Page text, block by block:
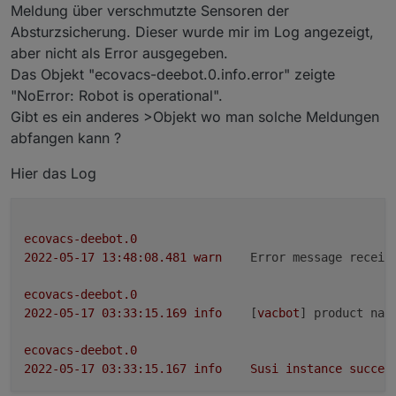
und natürlich auch nach Eurer Meinung fragen,
ob es noch "offene Baustellen" gibt - oder ob Ihr
soweit alles damit umsetzen könnt, was Ihr Euch
so vorgestellt habt ( Bitte dabei aber realistisch
bleiben und auch den aktuellen Status
berücksichtigen ;) ).
Aktuelle Versionen
Stadiu
m
Alpha
1.4.16-
09.05.2024
Aktuell gibt es (mehr oder weniger häufig)
Meldung über verschmutzte Sensoren der
Absturzsicherung. Dieser wurde mir im Log angezeigt,
aber nicht als Error ausgegeben.
Das Objekt "ecovacs-deebot.0.info.error" zeigte
"NoError: Robot is operational".
Gibt es ein anderes >Objekt wo man solche Meldungen
abfangen kann ?
Hier das Log
ecovacs-deebot.0
warn Error message
ecovacs-deebot.0
info
	[
vacbot] product
ecovacs-deebot.0
info Susi instance